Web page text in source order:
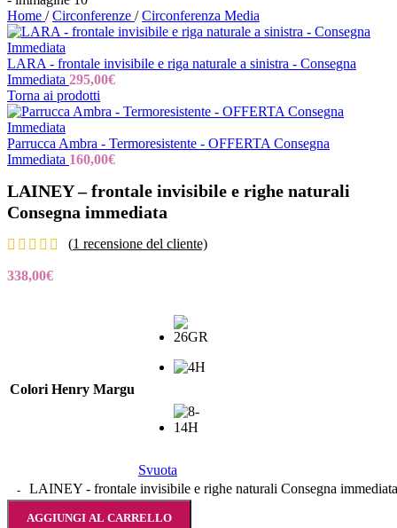
Home / Circonferenze / Circonferenza Media
LARA - frontale invisibile e riga naturale a sinistra - Consegna
Immediata 295,00€
Torna ai prodotti
Parrucca Ambra - Termoresistente - OFFERTA Consegna
Immediata 160,00€
LAINEY – frontale invisibile e righe naturali
Consegna immediata
(1 recensione del cliente)
338,00€
Colori Henry Margu
Svuota
LAINEY - frontale invisibile e righe naturali Consegna
AGGIUNGI AL CARRELLO